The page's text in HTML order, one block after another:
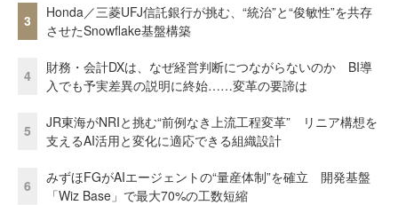
3
Honda／三菱UFJ信託銀行が挑む、“統治”と“俊敏性”を共存
させたSnowflake基盤構築
4
財務・会計DXは、なぜ経営判断につながらないのか BI導
入でも予実差異の説明に終始……変革の要諦は
5
JR東海がNRIと挑む“前例なき上流工程変革” リニア構想を
支えるAI活用と変化に適応できる組織設計
6
みずほFGがAIエージェントの“量産体制”を確立 開発基盤
「Wiz Base」で最大70%の工数短縮